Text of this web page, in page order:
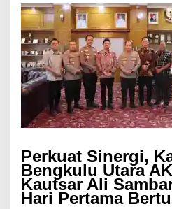
Perkuat Sinergi,
Bengkulu Utara
Kautsar Ali
Hari Pertama